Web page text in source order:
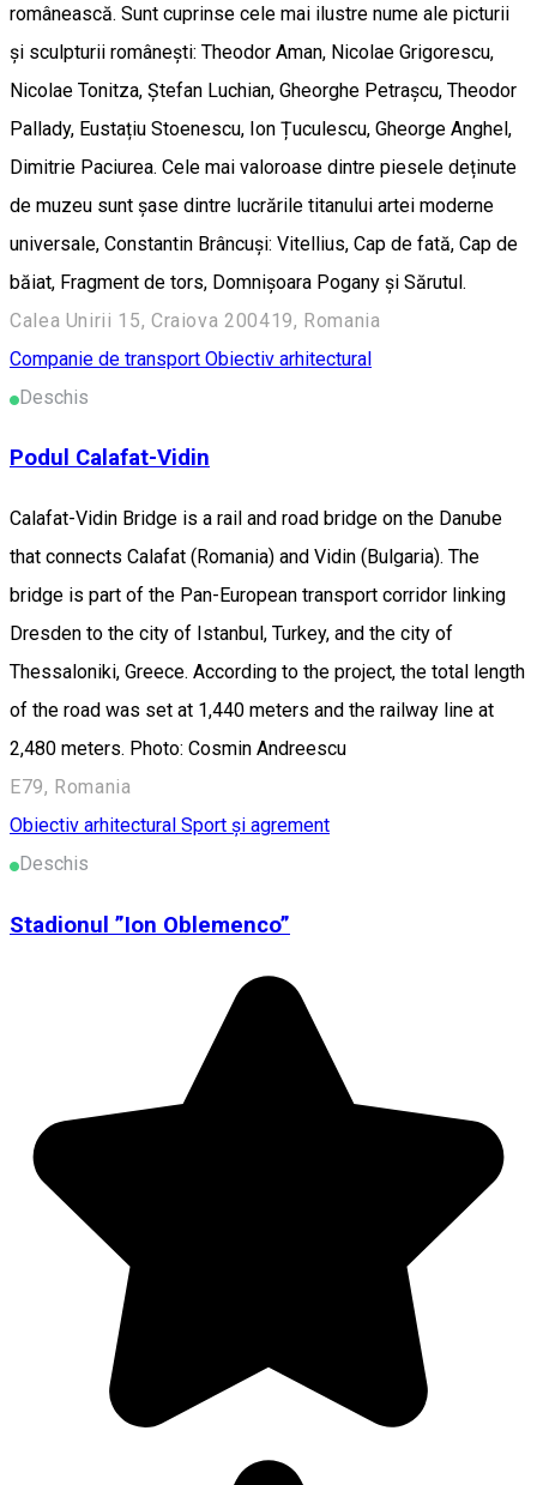
românească. Sunt cuprinse cele mai ilustre nume ale picturii
și sculpturii românești: Theodor Aman, Nicolae Grigorescu,
Nicolae Tonitza, Ștefan Luchian, Gheorghe Petrașcu, Theodor
Pallady, Eustațiu Stoenescu, Ion Țuculescu, Gheorge Anghel,
Dimitrie Paciurea. Cele mai valoroase dintre piesele deținute
de muzeu sunt șase dintre lucrările titanului artei moderne
universale, Constantin Brâncuși: Vitellius, Cap de fată, Cap de
băiat, Fragment de tors, Domnișoara Pogany și Sărutul.
Calea Unirii 15, Craiova 200419, Romania
Companie de transport Obiectiv arhitectural
Deschis
Podul Calafat-Vidin
Calafat-Vidin Bridge is a rail and road bridge on the Danube
that connects Calafat (Romania) and Vidin (Bulgaria). The
bridge is part of the Pan-European transport corridor linking
Dresden to the city of Istanbul, Turkey, and the city of
Thessaloniki, Greece. According to the project, the total length
of the road was set at 1,440 meters and the railway line at
2,480 meters. Photo: Cosmin Andreescu
E79, Romania
Obiectiv arhitectural Sport și agrement
Deschis
Stadionul ”Ion Oblemenco”